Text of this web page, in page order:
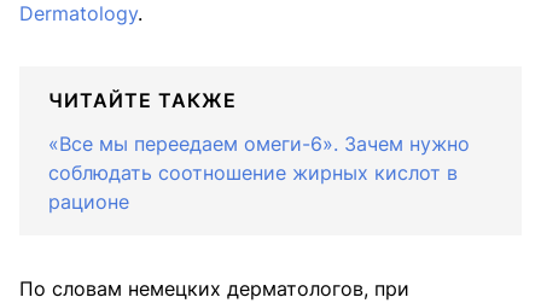
Dermatology.
ЧИТАЙТЕ ТАКЖЕ
«Все мы переедаем омеги-6». Зачем нужно
соблюдать соотношение жирных кислот в
рационе
По словам немецких дерматологов, при